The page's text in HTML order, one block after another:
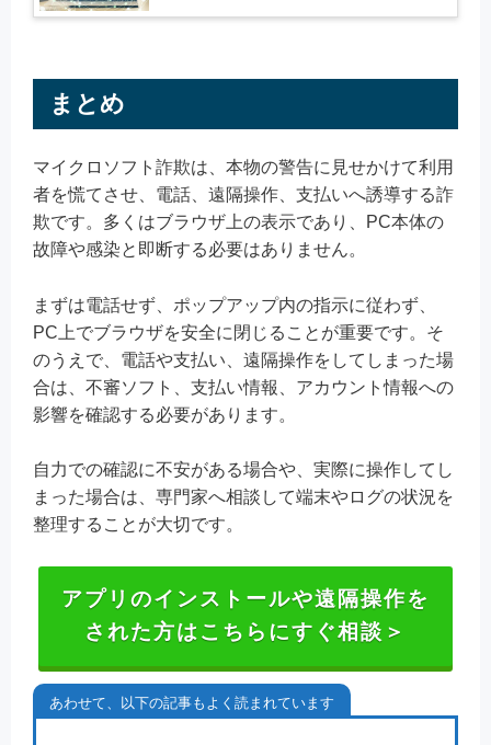
まとめ
マイクロソフト詐欺は、本物の警告に見せかけて利用
者を慌てさせ、電話、遠隔操作、支払いへ誘導する詐
欺です。多くはブラウザ上の表示であり、PC本体の
故障や感染と即断する必要はありません。
まずは電話せず、ポップアップ内の指示に従わず、
PC上でブラウザを安全に閉じることが重要です。そ
のうえで、電話や支払い、遠隔操作をしてしまった場
合は、不審ソフト、支払い情報、アカウント情報への
影響を確認する必要があります。
自力での確認に不安がある場合や、実際に操作してし
まった場合は、専門家へ相談して端末やログの状況を
整理することが大切です。
アプリのインストールや遠隔操作を
された方はこちらにすぐ相談＞
あわせて、以下の記事もよく読まれています